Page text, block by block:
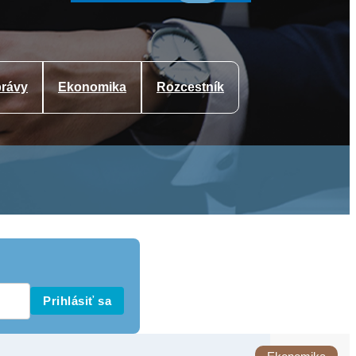
Ekonomika Rozcestník
Prihlásiť sa